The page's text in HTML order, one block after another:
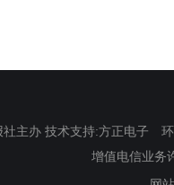
主办 技术支持:方正电子
增值电信业务